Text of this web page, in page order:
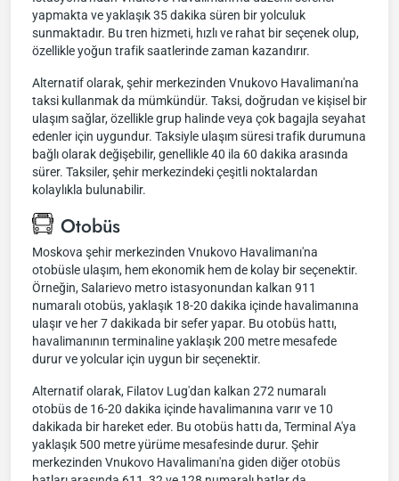
yapmakta ve yaklaşık 35 dakika süren bir yolculuk
sunmaktadır. Bu tren hizmeti, hızlı ve rahat bir seçenek olup,
özellikle yoğun trafik saatlerinde zaman kazandırır.
Alternatif olarak, şehir merkezinden Vnukovo Havalimanı'na
taksi kullanmak da mümkündür. Taksi, doğrudan ve kişisel bir
ulaşım sağlar, özellikle grup halinde veya çok bagajla seyahat
edenler için uygundur. Taksiyle ulaşım süresi trafik durumuna
bağlı olarak değişebilir, genellikle 40 ila 60 dakika arasında
sürer. Taksiler, şehir merkezindeki çeşitli noktalardan
kolaylıkla bulunabilir.
Otobüs
Moskova şehir merkezinden Vnukovo Havalimanı'na
otobüsle ulaşım, hem ekonomik hem de kolay bir seçenektir.
Örneğin, Salarievo metro istasyonundan kalkan 911
numaralı otobüs, yaklaşık 18-20 dakika içinde havalimanına
ulaşır ve her 7 dakikada bir sefer yapar. Bu otobüs hattı,
havalimanının terminaline yaklaşık 200 metre mesafede
durur ve yolcular için uygun bir seçenektir.
Alternatif olarak, Filatov Lug'dan kalkan 272 numaralı
otobüs de 16-20 dakika içinde havalimanına varır ve 10
dakikada bir hareket eder. Bu otobüs hattı da, Terminal A'ya
yaklaşık 500 metre yürüme mesafesinde durur. Şehir
merkezinden Vnukovo Havalimanı'na giden diğer otobüs